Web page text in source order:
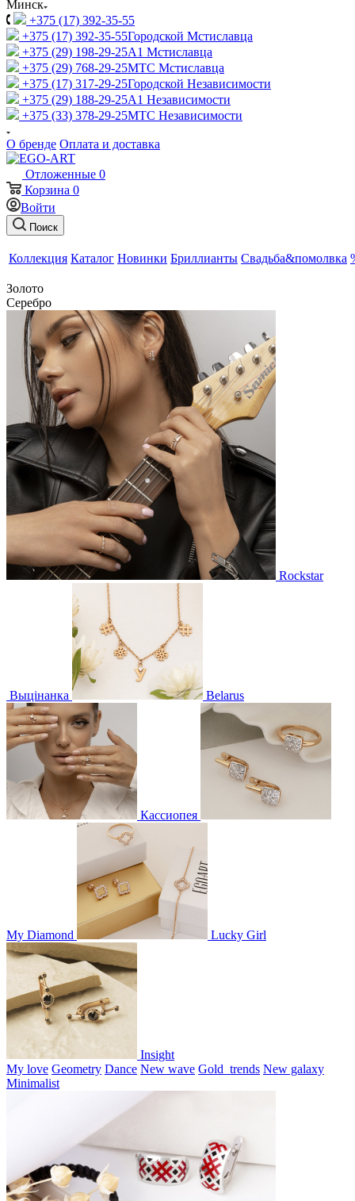
Минск
+375 (17) 392-35-55
+375 (17) 392-35-55Городской Мстиславца
+375 (29) 198-29-25A1 Мстиславца
+375 (29) 768-29-25МТС Мстиславца
+375 (17) 317-29-25Городской Независимости
+375 (29) 188-29-25A1 Независимости
+375 (33) 378-29-25МТС Независимости
О бренде Оплата и доставка
Отложенные 0
Корзина 0
Войти
Поиск
Коллекция Каталог Новинки Бриллианты Свадьба&помолвка
Золото
Серебро
Rockstar
Выцінанка Belarus
Кассиопея
My Diamond Lucky Girl
Insight
My love Geometry Dance New wave Gold_trends New galaxy
Minimalist